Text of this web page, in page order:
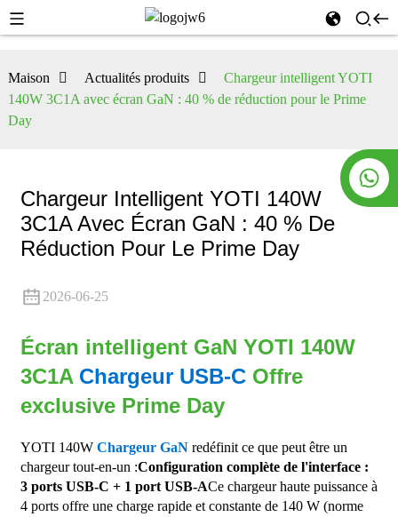
Maison Actualités produits
Chargeur intelligent YOTI
140W 3C1A avec écran GaN : 40 % de réduction pour le Prime
Day
Chargeur Intelligent YOTI 140W
3C1A Avec Écran GaN : 40 % De
Réduction Pour Le Prime Day
2026-06-25
Écran intelligent GaN YOTI 140W
3C1A Chargeur USB-COffre
exclusive Prime Day
YOTI 140W Chargeur GaNredéfinit ce que peut être un
chargeur tout-en-un :Configuration complète de l'interface :
3 ports USB-C + 1 port USB-ACe chargeur haute puissance à
4 ports offre une charge rapide et constante de 140 W (norme